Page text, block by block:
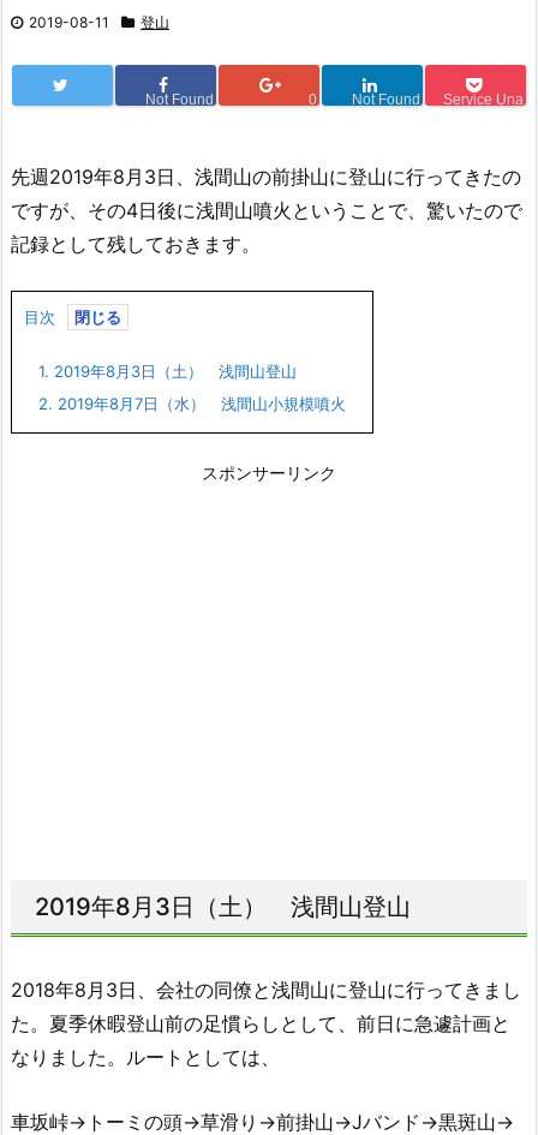
2019-08-11 登山
Not Found 0 Not Found Service Una
先週2019年8月3日、浅間山の前掛山に登山に行ってきたの
ですが、その4日後に浅間山噴火ということで、驚いたので
記録として残しておきます。
目次
1. 2019年8月3日（土） 浅間山登山
2. 2019年8月7日（水） 浅間山小規模噴火
スポンサーリンク
2019年8月3日（土） 浅間山登山
2018年8月3日、会社の同僚と浅間山に登山に行ってきまし
た。夏季休暇登山前の足慣らしとして、前日に急遽計画と
なりました。ルートとしては、
車坂峠→トーミの頭→草滑り→前掛山→Jバンド→黒斑山→